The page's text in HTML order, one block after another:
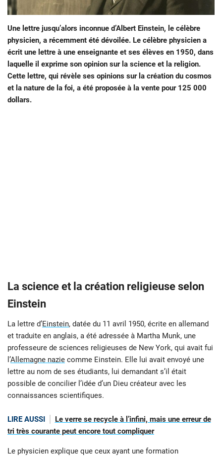
Une lettre jusqu’alors inconnue d’Albert Einstein, le célèbre
physicien, a récemment été dévoilée. Le célèbre physicien a
écrit une lettre à une enseignante et ses élèves en 1950, dans
laquelle il exprime son opinion sur la science et la religion.
Cette lettre, qui révèle ses opinions sur la création du cosmos
et la nature de la foi, a été proposée à la vente pour 125 000
dollars.
La science et la création religieuse selon
Einstein
La lettre d’Einstein, datée du 11 avril 1950, écrite en allemand
et traduite en anglais, a été adressée à Martha Munk, une
professeure de sciences religieuses de New York, qui avait fui
l’Allemagne nazie comme Einstein. Elle lui avait envoyé une
lettre au nom de ses étudiants, lui demandant s’il était
possible de concilier l’idée d’un Dieu créateur avec les
connaissances scientifiques.
LIRE AUSSI
Le verre se recycle à l’infini, mais une erreur de
tri très courante peut encore tout compliquer
Le physicien explique que ceux ayant une formation